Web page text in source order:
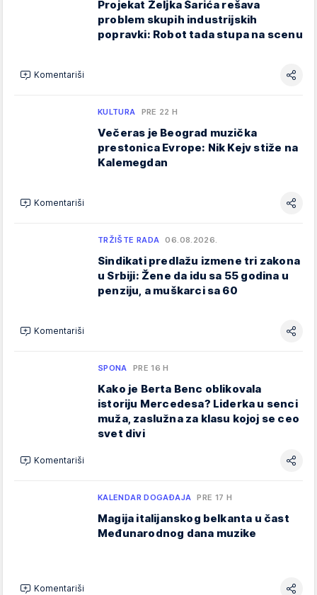
Projekat Željka Šarića rešava
problem skupih industrijskih
popravki: Robot tada stupa na scenu
Komentariši
KULTURA PRE 22 H
Večeras je Beograd muzička
prestonica Evrope: Nik Kejv stiže na
Kalemegdan
Komentariši
TRŽIŠTE RADA 06.08.2026.
Sindikati predlažu izmene tri zakona
u Srbiji: Žene da idu sa 55 godina u
penziju, a muškarci sa 60
Komentariši
SPONA PRE 16 H
Kako je Berta Benc oblikovala
istoriju Mercedesa? Liderka u senci
muža, zaslužna za klasu kojoj se ceo
svet divi
Komentariši
KALENDAR DOGAĐAJA PRE 17 H
Magija italijanskog belkanta u čast
Međunarodnog dana muzike
Komentariši